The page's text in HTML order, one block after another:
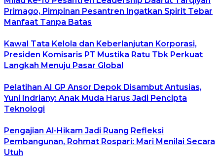
Primago, Pimpinan Pesantren Ingatkan Spirit Tebar
Manfaat Tanpa Batas
Kawal Tata Kelola dan Keberlanjutan Korporasi,
Presiden Komisaris PT Mustika Ratu Tbk Perkuat
Langkah Menuju Pasar Global
Pelatihan AI GP Ansor Depok Disambut Antusias,
Yuni Indriany: Anak Muda Harus Jadi Pencipta
Teknologi
Pengajian Al-Hikam Jadi Ruang Refleksi
Pembangunan, Rohmat Rospari: Mari Menilai Secara
Utuh